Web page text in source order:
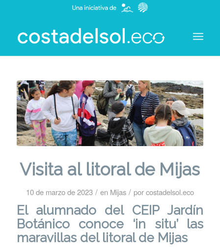
Visita al litoral de Mijas
10 de marzo de 2023 / en Mijas / porcostadelsol.eco
El alumnado del CEIP Jardín
Botánicoconoce ‘in situ’ las
maravillas del litoral de Mijas